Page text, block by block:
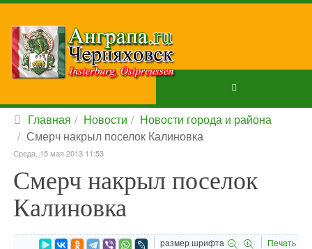
Главная Новости
Новости города и района
Смерч накрыл поселок Калиновка
Среда, 15 мая 2013 11:53
Смерч накрыл поселок
Калиновка
размер шрифта Печать